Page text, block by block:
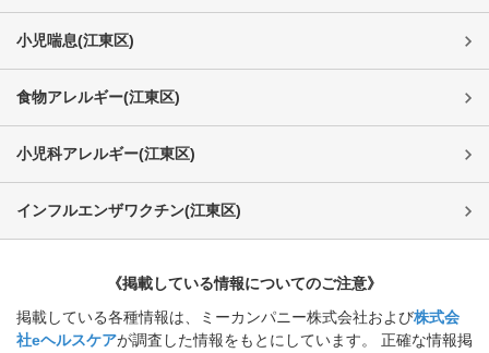
小児喘息(江東区)
食物アレルギー(江東区)
小児科アレルギー(江東区)
インフルエンザワクチン(江東区)
《掲載している情報についてのご注意》
掲載している各種情報は、ミーカンパニー株式会社および株式会
社eヘルスケアが調査した情報をもとにしています。 正確な情報掲